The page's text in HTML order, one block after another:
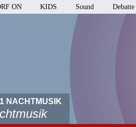
ON KIDS Sound Debatte
NACHTMUSIK